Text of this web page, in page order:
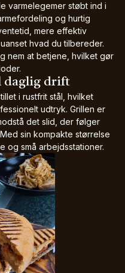
varmelegemer støbt ind i
og hurtig
mere effektiv
hvad du tilbereder.
nem at betjene, hvilket gør
daglig drift
i rustfrit stål, hvilket
udtryk. Grillen er
det slid, der følger
sin kompakte størrelse
og små arbejdsstationer.